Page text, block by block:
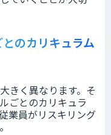
のカリキュラム
きく異なります。そ
ごとのカリキュラ
業員がリスキリング